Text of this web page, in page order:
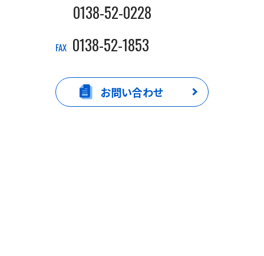
0138-52-0228
FAX 0138-52-1853
お問い合わせ